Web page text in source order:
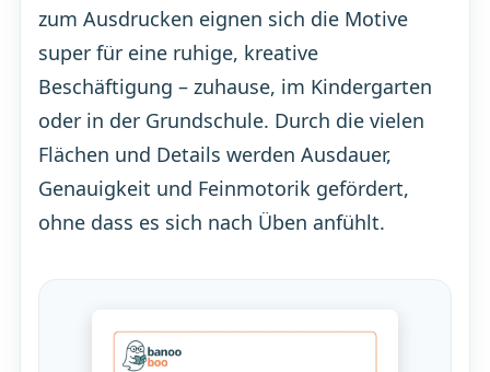
zum Ausdrucken eignen sich die Motive
super für eine ruhige, kreative
Beschäftigung – zuhause, im Kindergarten
oder in der Grundschule. Durch die vielen
Flächen und Details werden Ausdauer,
Genauigkeit und Feinmotorik gefördert,
ohne dass es sich nach Üben anfühlt.